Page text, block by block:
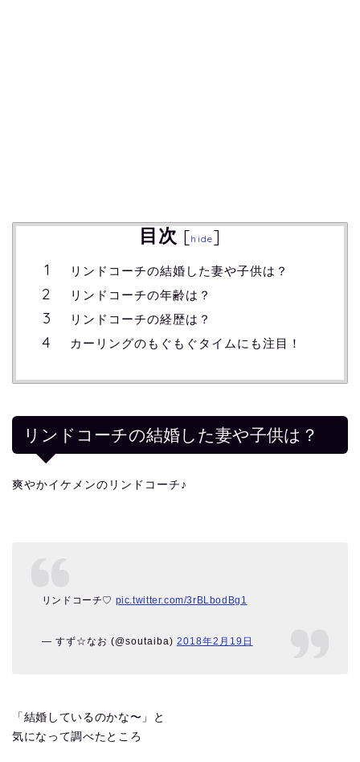
目次 [hide]
リンドコーチの結婚した妻や子供は？
リンドコーチの年齢は？
リンドコーチの経歴は？
カーリングのもぐもぐタイムにも注目！
リンドコーチの結婚した妻や子供は？
爽やかイケメンのリンドコーチ♪
リンドコーチ♡ pic.twitter.com/3rBLbodBg1
— すず☆なお (@soutaiba) 2018年2月19日
「結婚しているのかな〜」と
気になって調べたところ